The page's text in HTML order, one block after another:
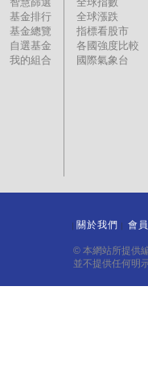
基金排行
基金總覽
自選基金
我的組合
全球漲跌
指標看股市
各國強度比較
國際氣象台
關於我們 會
© 本網站所提供
並不提供任何明